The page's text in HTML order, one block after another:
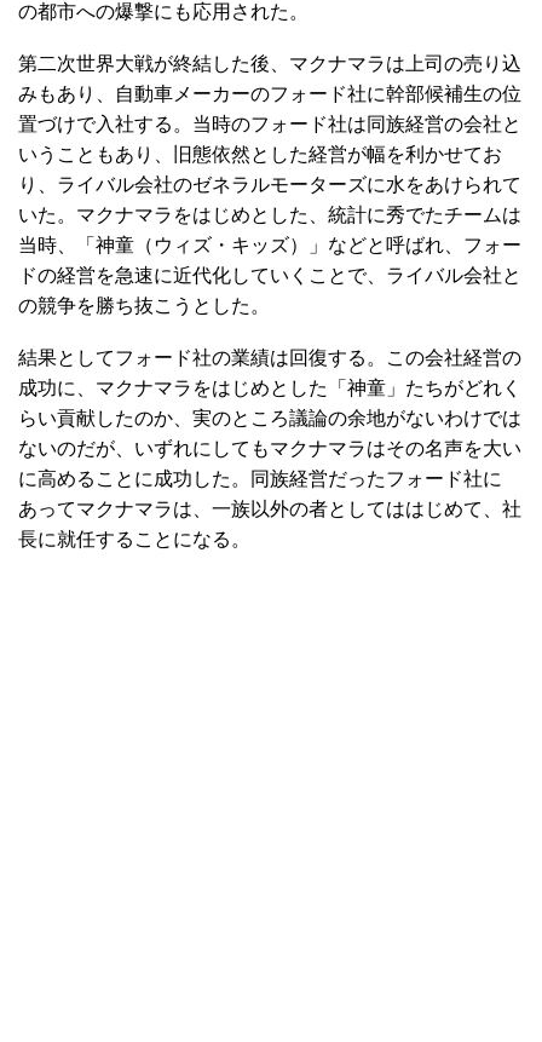
の都市への爆撃にも応用された。
第二次世界大戦が終結した後、マクナマラは上司の売り込
みもあり、自動車メーカーのフォード社に幹部候補生の位
置づけで入社する。当時のフォード社は同族経営の会社と
いうこともあり、旧態依然とした経営が幅を利かせてお
り、ライバル会社のゼネラルモーターズに水をあけられて
いた。マクナマラをはじめとした、統計に秀でたチームは
当時、「神童（ウィズ・キッズ）」などと呼ばれ、フォー
ドの経営を急速に近代化していくことで、ライバル会社と
の競争を勝ち抜こうとした。
結果としてフォード社の業績は回復する。この会社経営の
成功に、マクナマラをはじめとした「神童」たちがどれく
らい貢献したのか、実のところ議論の余地がないわけでは
ないのだが、いずれにしてもマクナマラはその名声を大い
に高めることに成功した。同族経営だったフォード社に
あってマクナマラは、一族以外の者としてははじめて、社
長に就任することになる。